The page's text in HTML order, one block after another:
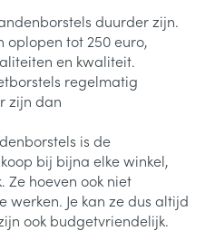
duurder zijn.
oplopen tot 250 euro,
en kwaliteit.
regelmatig
zijn dan
is de
bij bijna elke winkel,
Ze hoeven ook niet
Je kan ze dus altijd
ook budgetvriendelijk.